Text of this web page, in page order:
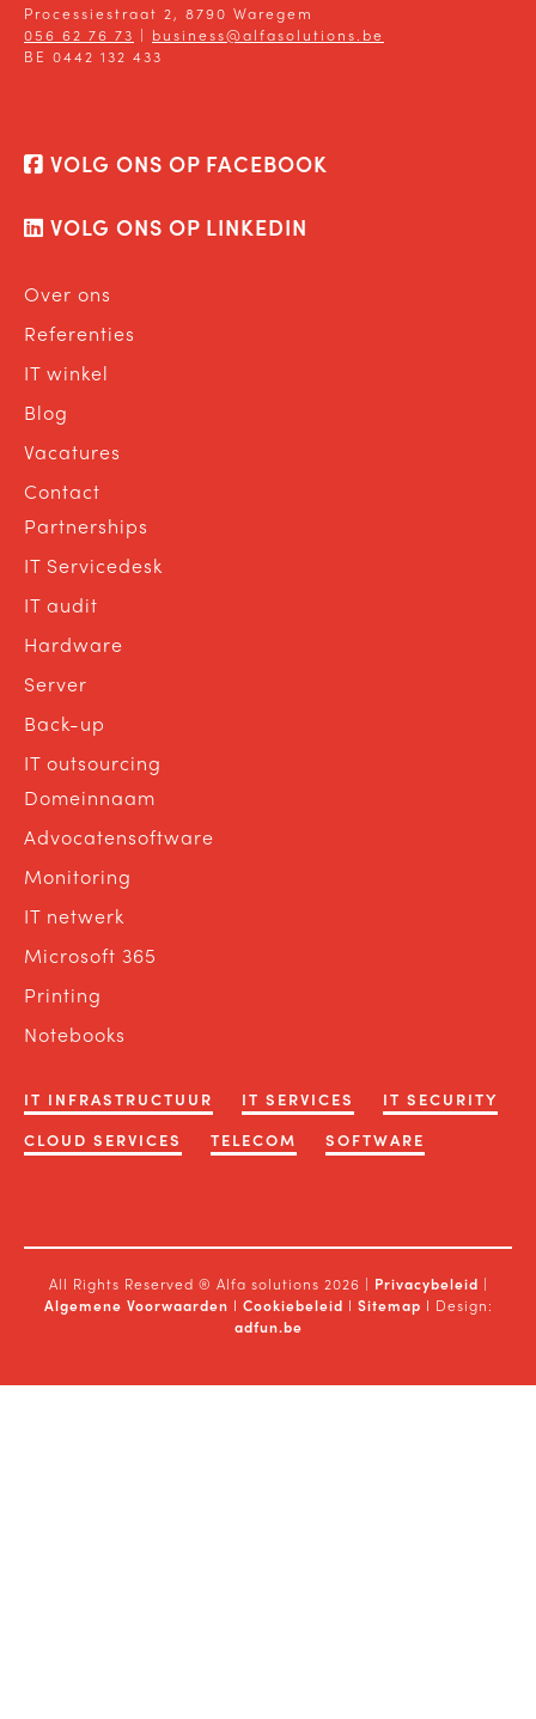
Processiestraat 2, 8790 Waregem
056 62 76 73 | business@alfasolutions.be
BE 0442 132 433
VOLG ONS OP FACEBOOK
VOLG ONS OP LINKEDIN
Over ons
Referenties
IT winkel
Blog
Vacatures
Contact
Partnerships
IT Servicedesk
IT audit
Hardware
Server
Back-up
IT outsourcing
Domeinnaam
Advocatensoftware
Monitoring
IT netwerk
Microsoft 365
Printing
Notebooks
IT INFRASTRUCTUUR IT SERVICES
IT SECURITY
CLOUD SERVICES
TELECOM SOFTWARE
All Rights Reserved ® Alfa solutions 2026 | Privacybeleid |
Algemene Voorwaarden I Cookiebeleid I Sitemap I Design:
adfun.be